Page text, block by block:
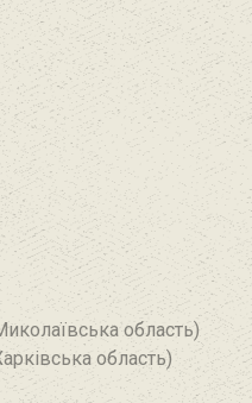
область)
область)